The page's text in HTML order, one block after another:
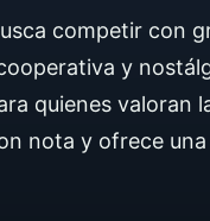
competir con
y
quienes valoran
nota y ofrece